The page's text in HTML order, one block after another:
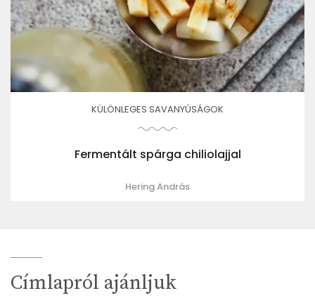
KÜLÖNLEGES SAVANYÚSÁGOK
Fermentált spárga chiliolajjal
Hering András
Címlapról ajánljuk